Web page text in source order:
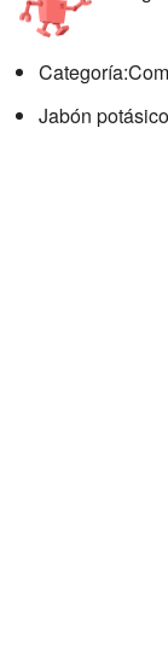
Jabón potásico